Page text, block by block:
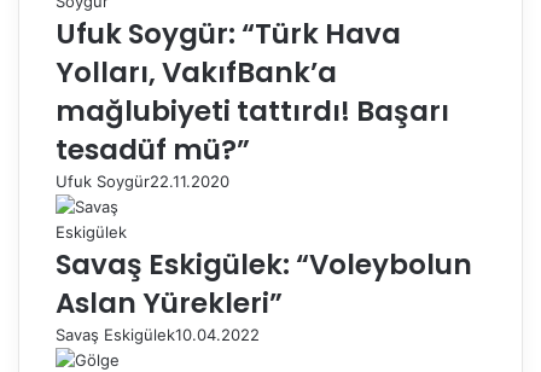
Ufuk Soygür: “Türk Hava
Yolları, VakıfBank’a
mağlubiyeti tattırdı! Başarı
tesadüf mü?”
Ufuk Soygür22.11.2020
Savaş Eskigülek: “Voleybolun
Aslan Yürekleri”
Savaş Eskigülek10.04.2022